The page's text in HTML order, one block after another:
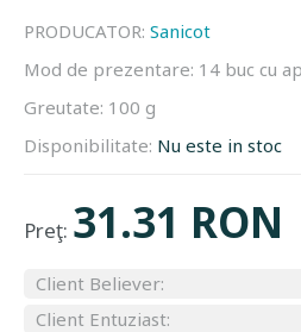
PRODUCATOR: Sanicot
Mod de prezentare: 14 buc cu
Greutate: 100 g
Disponibilitate: Nu este in stoc
Preţ: 31.31 RON
Client Believer:
Client Entuziast: